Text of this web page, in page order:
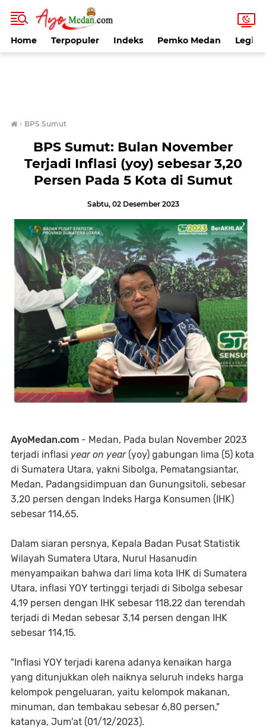
Home Terpopuler Indeks Pemko Medan
› BPS Sumut
BPS Sumut: Bulan November
Terjadi Inflasi (yoy) sebesar 3,20
Persen Pada 5 Kota di Sumut
Sabtu, 02 Desember 2023
AyoMedan.com - Medan, Pada bulan November 2023
terjadi inflasi year on year(yoy) gabungan lima (5) kota
di Sumatera Utara, yakni Sibolga, Pematangsiantar,
Medan, Padangsidimpuan dan Gunungsitoli, sebesar
3,20 persen dengan Indeks Harga Konsumen (IHK)
sebesar 114,65.
Dalam siaran persnya, Kepala Badan Pusat Statistik
Wilayah Sumatera Utara, Nurul Hasanudin
menyampaikan bahwa dari lima kota IHK di Sumatera
Utara, inflasi YOY tertinggi terjadi di Sibolga sebesar
4,19 persen dengan IHK sebesar 118,22 dan terendah
terjadi di Medan sebesar 3,14 persen dengan IHK
sebesar 114,15.
"Inflasi YOY terjadi karena adanya kenaikan harga
yang ditunjukkan oleh naiknya seluruh indeks harga
kelompok pengeluaran, yaitu kelompok makanan,
minuman, dan tembakau sebesar 6,80 persen,"
katanya, Jum'at (01/12/2023).